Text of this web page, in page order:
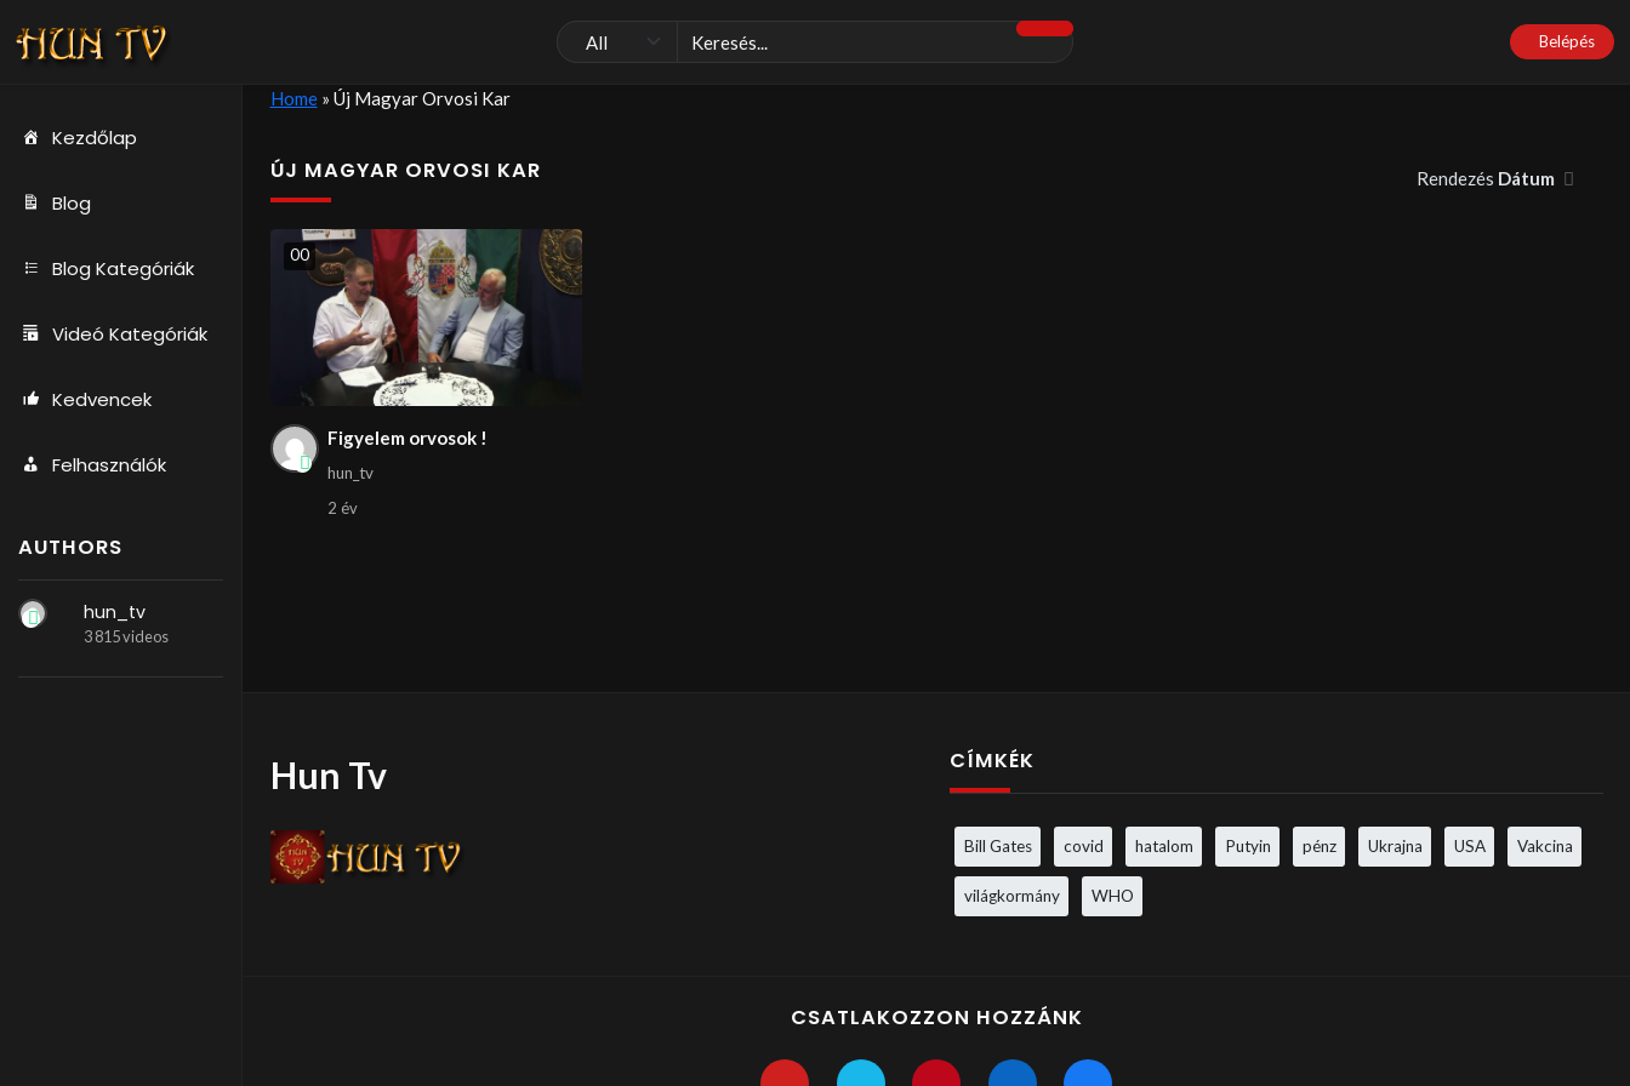
Belépés
Kezdőlap
Blog
Blog Kategóriák
Videó Kategóriák
Kedvencek
Felhasználók
AUTHORS
hun_tv
3 815 videos
Home» Új Magyar Orvosi Kar
ÚJ MAGYAR ORVOSI KAR Rendezés Dátum
00
Figyelem orvosok !
hun_tv
2 év
Hun Tv CÍMKÉK
Bill Gates covid hatalom Putyin pénz Ukrajna USA Vakcina
világkormány WHO
CSATLAKOZZON HOZZÁNK